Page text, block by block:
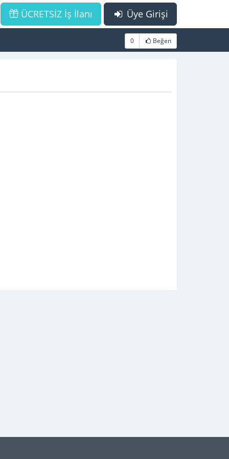
Üye Girişi
ÜCRETSİZ İş İlanı
0 Beğen